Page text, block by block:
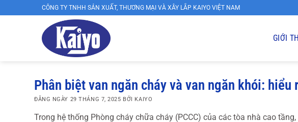
qua
CÔNG TY TNHH SẢN XUẤT, THƯƠNG MẠI VÀ XÂY LẮP KAIYO VIỆT NAM
SẢN
XUẤT
ỐNG
GIỚI
Phân biệt van ngăn cháy và van ngăn khói:
ĐĂNG NGÀY 29 THÁNG 7, 2025 BỞI KAIYO
Trong hệ thống Phòng cháy chữa cháy (PCCC) của các tòa nhà cao